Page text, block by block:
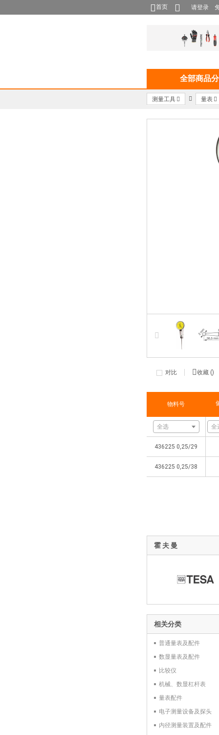
首页 请登录
全部商品
测量工具 量表
对比 收藏 ()
物料号
全选
436225 0,25/29
436225 0,25/38
全
霍 夫 曼
相关分类
普通量表及配件
数显量表及配件
比较仪
机械、数显杠杆表
量表配件
电子测量设备及探头
内径测量装置及配件